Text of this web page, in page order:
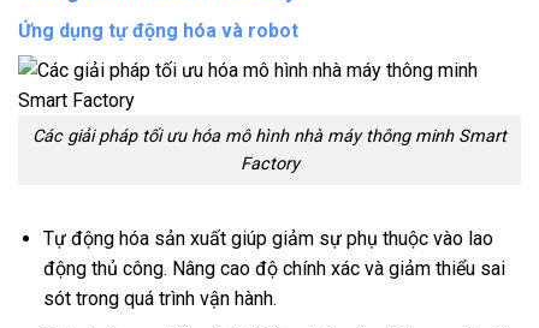
Ứng dụng tự động hóa và robot
Các giải pháp tối ưu hóa mô hình nhà máy thông minh Smart
Factory
Tự động hóa sản xuất giúp giảm sự phụ thuộc vào lao
động thủ công. Nâng cao độ chính xác và giảm thiểu sai
sót trong quá trình vận hành.